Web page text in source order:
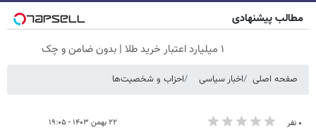
مطالب پیشنهادی
۱ میلیارد اعتبار خرید طلا | بدون ضامن و چک
صفحه اصلی اخبار سیاسی احزاب و شخصیت‌ها
۰ نفر ۲۲ بهمن ۱۴۰۳ - ۱۹:۰۵